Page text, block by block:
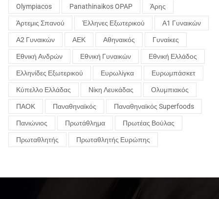
Olympiacos Panathinaikos OPAP Άρης
Άρτεμις Σπανού Έλληνες Εξωτερικού Α1 Γυναικών
Α2 Γυναικών ΑΕΚ Αθηναικός Γυναίκες
Εθνική Ανδρών Εθνική Γυναικών Εθνική Ελλάδος
Ελληνίδες Εξωτερικού Ευρωλίγκα Ευρωμπάσκετ
Κύπελλο Ελλάδας Νίκη Λευκάδας Ολυμπιακός
ΠΑΟΚ Παναθηναϊκός Παναθηναϊκός Superfoods
Πανιώνιος Πρωτάθλημα Πρωτέας Βούλας
Πρωταθλητής Πρωταθλητής Ευρώπης